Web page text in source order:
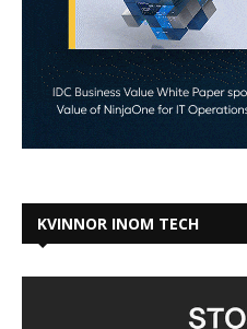
KVINNOR INOM TECH